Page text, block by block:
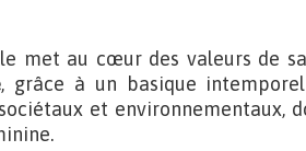
met au cœur des valeurs de
, grâce à un basique
et environnementaux,